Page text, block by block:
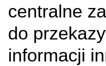
centralne
do
informacji